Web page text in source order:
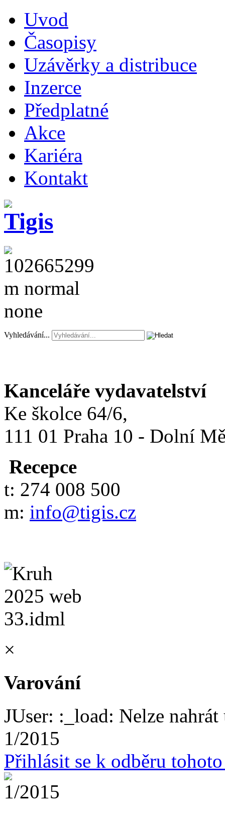
Uvod
Časopisy
Uzávěrky a distribuce
Inzerce
Předplatné
Akce
Kariéra
Kontakt
Vyhledávání...
Kanceláře vydavatelství
Ke školce 64/6,
111 01 Praha 10 - Dolní
Recepce
t: 274 008 500
m: info@tigis.cz
×
Varování
JUser: :_load: Nelze
1/2015
Přihlásit se k odběru